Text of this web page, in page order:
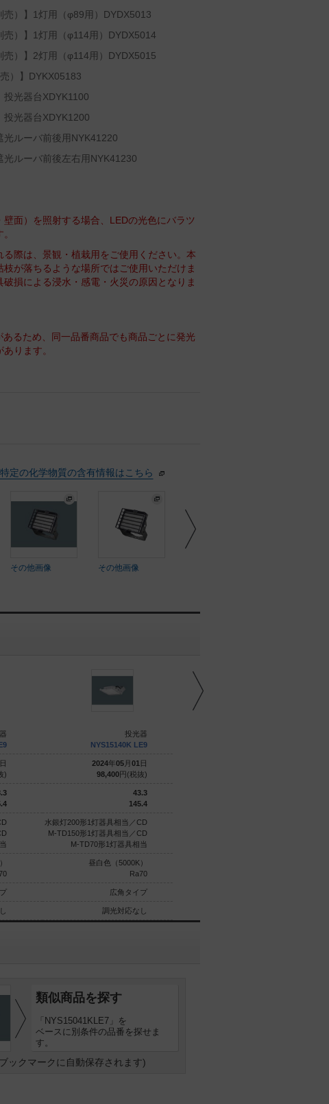
売）】1灯用（φ89用）DYDX5013
売）】1灯用（φ114用）DYDX5014
売）】2灯用（φ114用）DYDX5015
）】DYKX05183
投光器台XDYK1100
投光器台XDYK1200
光ルーバ前後用NYK41220
光ルーバ前後左右用NYK41230
面）を照射する場合、LEDの光色にバラツ
際は、景観・植栽用をご使用ください。本
が落ちるような場所ではご使用いただけま
損による浸水・感電・火災の原因となりま
るため、同一品番商品でも商品ごとに発光
ります。
定の化学物質の含有情報はこちら
その他画像 その他画像
日
)
投光器
NYS15140K LE9
2024年05月 01 日
98,400円(税抜)
43.3
145.4
水銀灯200形1灯器具相当／CD
M-TD150形1灯器具相当／CD
M-TD70形1灯器具相当
昼白色（5000K）
Ra70
広角タイプ
調光対応なし
類似商品を探す
「NYS15041KLE7」を
ベースに別条件の品番を探せま
す。
ックマークに自動保存されます)